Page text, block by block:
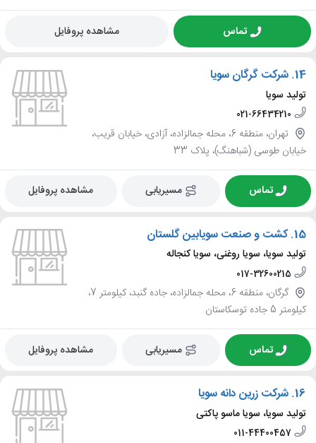
تماس مشاهده پروفایل
14. شرکت گرگان سویا
تولید سویا
021-66434210
تهران، منطقه 6، محله جمالزاده، آزادی، خیابان قریب،
خیابان طوسی (شباهنگ)، پلاک 33
تماس مسیریابی مشاهده پروفایل
15. کشت و صنعت سویابین گلستان
تولید سویا، سویا روغنی، سویا کنجاله
017-32600215
گرگان، منطقه 6، محله جمالزاده، جاده گنبد، کیلومتر 7،
کیلومتر 5 جاده توسکاستان
تماس مسیریابی مشاهده پروفایل
16. شرکت زرین دانه سویا
تولید سویا، سویا ماسو پاکتی
011-44400457